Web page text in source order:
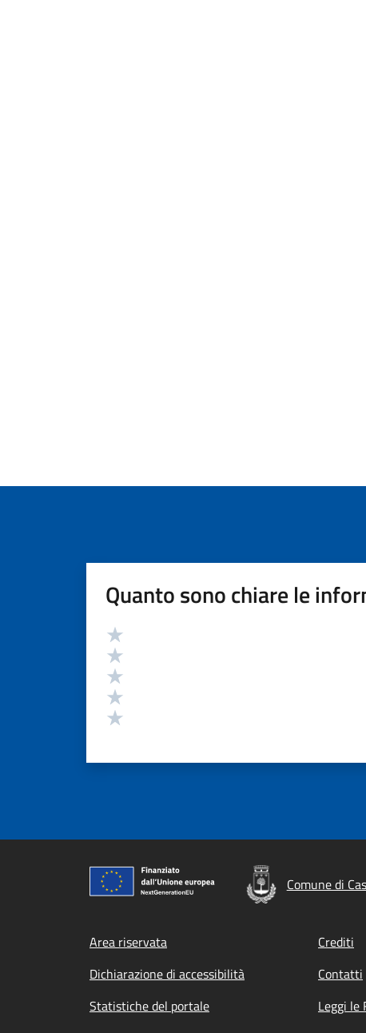
Quanto sono chiare le
Valutazione
Comune di
Footer menu
Area riservata Crediti
Dichiarazione di accessibilità
Contatti
Statistiche del portale
Leggi le